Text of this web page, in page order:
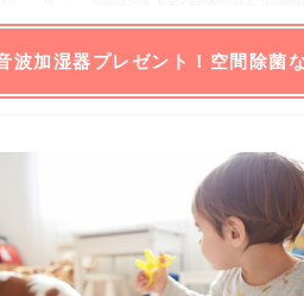
波加湿器プレゼント！空間除菌